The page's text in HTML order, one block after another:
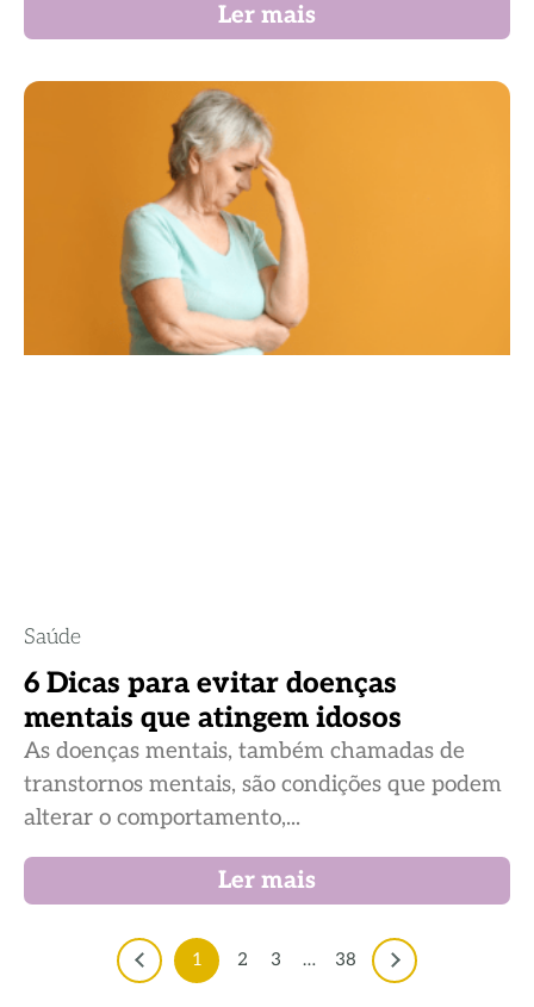
Ler mais
Saúde
6 Dicas para evitar doenças
mentais que atingem idosos
As doenças mentais, também chamadas de
transtornos mentais, são condições que podem
alterar o comportamento,...
Ler mais
1 2 3 … 38